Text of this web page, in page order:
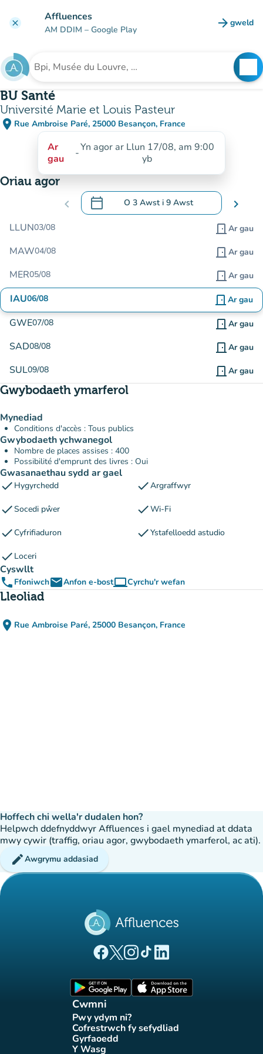
clear Affluences
AM DDIM – Google Play arrow_forward gweld
(tab
Chwilio am sefydliad
BU Santé
Université Marie et Louis Pasteur
place Rue Ambroise Paré, 25000 Besançon, France
(agor yn Google Maps)
(tab newydd)
Ar
gau
-Yn agor ar Llun 17/08, am 9:00
yb
Oriau agor
chevron_left calendar_today O 3 Awst i 9 Awst
.Agor y calendr i newid dyddiadau chevron_right
LLUN03/08 door_front Ar gau
MAW04/08 door_front Ar gau
MER05/08 door_front Ar gau
IAU06/08 door_front Ar gau
GWE07/08 door_front Ar gau
SAD08/08 door_front Ar gau
SUL09/08 door_front Ar gau
Gwybodaeth ymarferol
Mynediad
Conditions d'accès : Tous publics
Gwybodaeth ychwanegol
Nombre de places assises : 400
Possibilité d'emprunt des livres : Oui
Gwasanaethau sydd ar gael
check Hygyrchedd checkArgraffwyr
checkSocedi pŵer checkWi-Fi
checkCyfrifiaduron checkYstafelloedd astudio
check Loceri
Cyswllt
phone FfoniwchemailAnfon e-bostcomputerCyrchu'r wefan
(tab newydd)
Lleoliad
place Rue Ambroise Paré, 25000 Besançon, France
(agor yn Google Maps)
(tab newydd)
Hoffech chi wella'r dudalen hon?
Helpwch ddefnyddwyr Affluences i gael mynediad at ddata
mwy cywir (traffig, oriau agor, gwybodaeth ymarferol, ac ati).
editAwgrymu addasiad
(tab newydd)
(tab newydd)
(tab newydd)
(tab newydd)
(tab newydd)
Cwmni
Pwy ydym ni?
(tab newydd)
Cofrestrwch fy sefydliad
(tab newydd)
Gyrfaoedd(tab newydd)
Y Wasg